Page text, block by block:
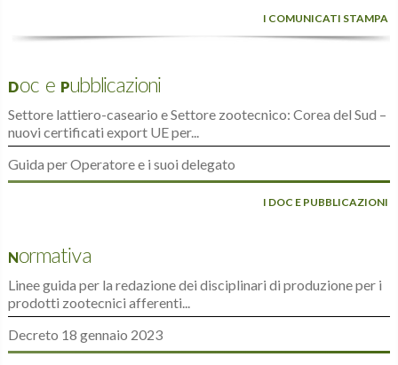
I COMUNICATI STAMPA
Doc e Pubblicazioni
Settore lattiero-caseario e Settore zootecnico: Corea del Sud –
nuovi certificati export UE per...
Guida per Operatore e i suoi delegato
I DOC E PUBBLICAZIONI
Normativa
Linee guida per la redazione dei disciplinari di produzione per i
prodotti zootecnici afferenti...
Decreto 18 gennaio 2023